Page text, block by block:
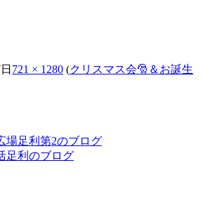
721 × 1280 (クリスマス会🎅＆お誕生
場足利第2のブログ
足利のブログ